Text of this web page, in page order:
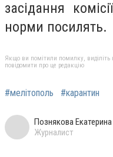
засідання
норми посилять.
Якщо ви помітили помилку, виділіть
повідомити про це редакцію
#мелітополь #карантин
Познякова Екатерина
Журналист